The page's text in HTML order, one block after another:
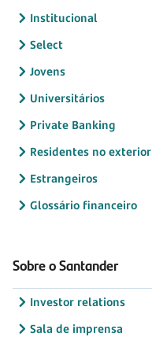
Institucional
Select
Jovens
Universitários
Private Banking
Residentes no exterior
Estrangeiros
Glossário financeiro
Sobre o Santander
Investor relations
Sala de imprensa